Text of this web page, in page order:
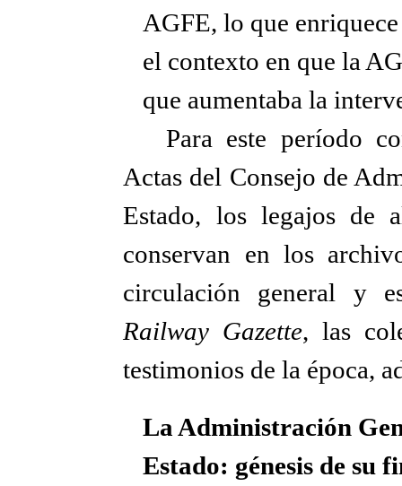
AGFE, lo que
el contexto en que la
que aumentaba la
Para este período
Actas del Consejo de
Estado, los legajos de
conservan en los
circulación general y
Railway Gazette, las
testimonios de la época,
La Administración
Estado: génesis de su